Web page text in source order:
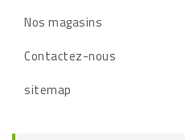
Nos magasins
Contactez-nous
sitemap